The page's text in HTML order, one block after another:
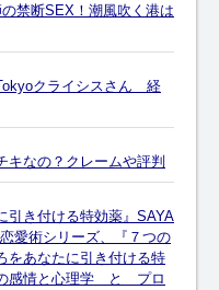
の禁断SEX！潮風吹く港は
クライシスさん 経
なの？クレームや評判
引き付ける特効薬』SAYA
愛術シリーズ、『７つの
をあなたに引き付ける特
感情と心理学 と プロ